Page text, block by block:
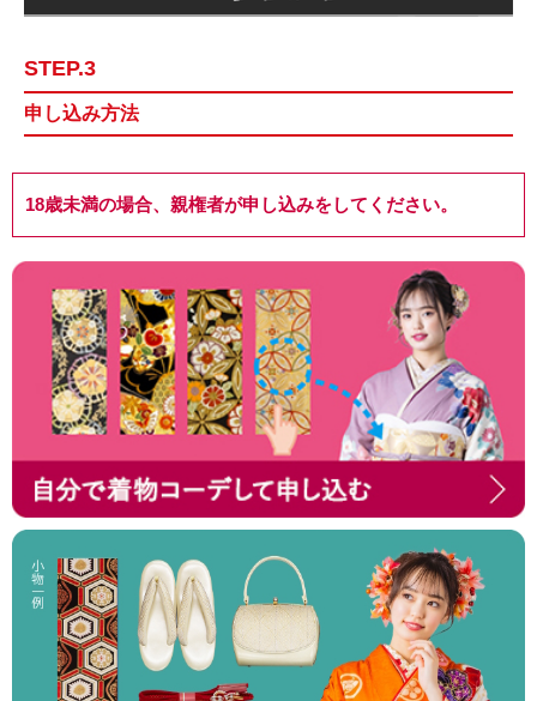
STEP.3
申し込み方法
18歳未満の場合、親権者が申し込みをしてください。